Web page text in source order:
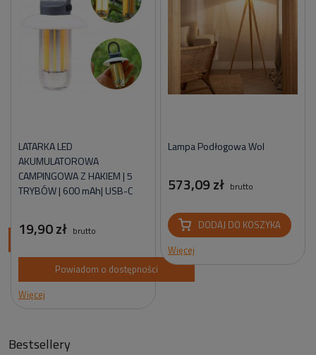
LATARKA LED
AKUMULATOROWA
CAMPINGOWA Z HAKIEM | 5
TRYBÓW | 600 mAh| USB-C
19,90 zł brutto
Powiadom o dostępności
Więcej
Lampa Podłogowa Wol
573,09 zł brutto
DODAJ DO KOSZYKA
Więcej
Bestsellery